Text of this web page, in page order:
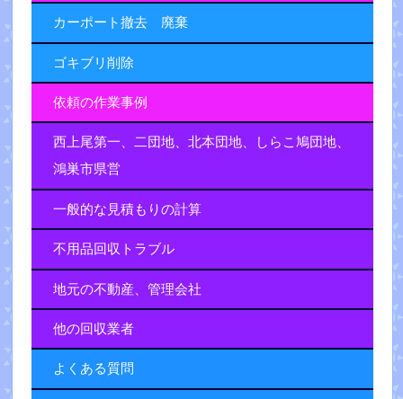
カーポート撤去 廃棄
ゴキブリ削除
依頼の作業事例
西上尾第一、二団地、北本団地、しらこ鳩団地、
鴻巣市県営
一般的な見積もりの計算
不用品回収トラブル
地元の不動産、管理会社
他の回収業者
よくある質問